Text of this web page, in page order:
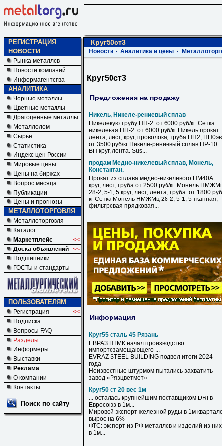
РЕГИСТРАЦИЯ
НОВОСТИ
Рынка металлов
Новости компаний
Информагентства
АНАЛИТИКА
Черные металлы
Цветные металлы
Драгоценные металлы
Металлолом
Сырье
Статистика
Индекс цен России
Мировые цены
Цены на биржах
Вопрос месяца
Публикации
Цены и прогнозы
МЕТАЛЛОТОРГОВЛЯ
Металлоторговля
Каталог
Маркетплейс
<<
Доска объявлений <<
Подшипники
ГОСТы и стандарты
ПОЛЬЗОВАТЕЛЯМ
Регистрация
<<
Подписка
Вопросы FAQ
Разделы
Информеры
Выставки
Реклама
О компании
Контакты
Поиск по сайту
Круг50ст3
Новости Аналитика и цены
Круг50ст3
Предложения на продажу
Никель, Никеле-рениевый сплав
Никелевую трубу НП-2. от 6000 руб/кг. Сетка
никелевая НП-2. от 6000 руб/кг Никель прокат
лента, лист, круг, проволока, труба НП2;
от 3500 руб/кг Никеле-рениевый сплав НР-10
ВП круг, лента. Sus...
продам Медно-никелевый сплав, Монель,
Константан.
Прокат из сплава медно-никелевого НМ40А:
круг, лист, труба от 2500 руб/кг. Монель
28-2, 5-1, 5 круг, лист, лента, труба. от 1800
кг Сетка Монель НМЖМц 28-2, 5-1, 5 тканная,
фильтровая прядковая...
Информация
Круг55 сталь 45 Рязань
ЕВРАЗ НТМК начал производство
импортозамещающего ...
EVRAZ STEEL BUILDING подвел итоги 2024
года
Неизвестные штурмом пытались захватить
завод «Рязцветмет»
Круг50 ст 20 вес 1м
... осталась крупнейшим поставщиком DRI в
Евросоюз в 1м...
Мировой экспорт железной руды в 1м
вырос на 6%
ФТС: экспорт из РФ металлов и изделий из них
в 1м...